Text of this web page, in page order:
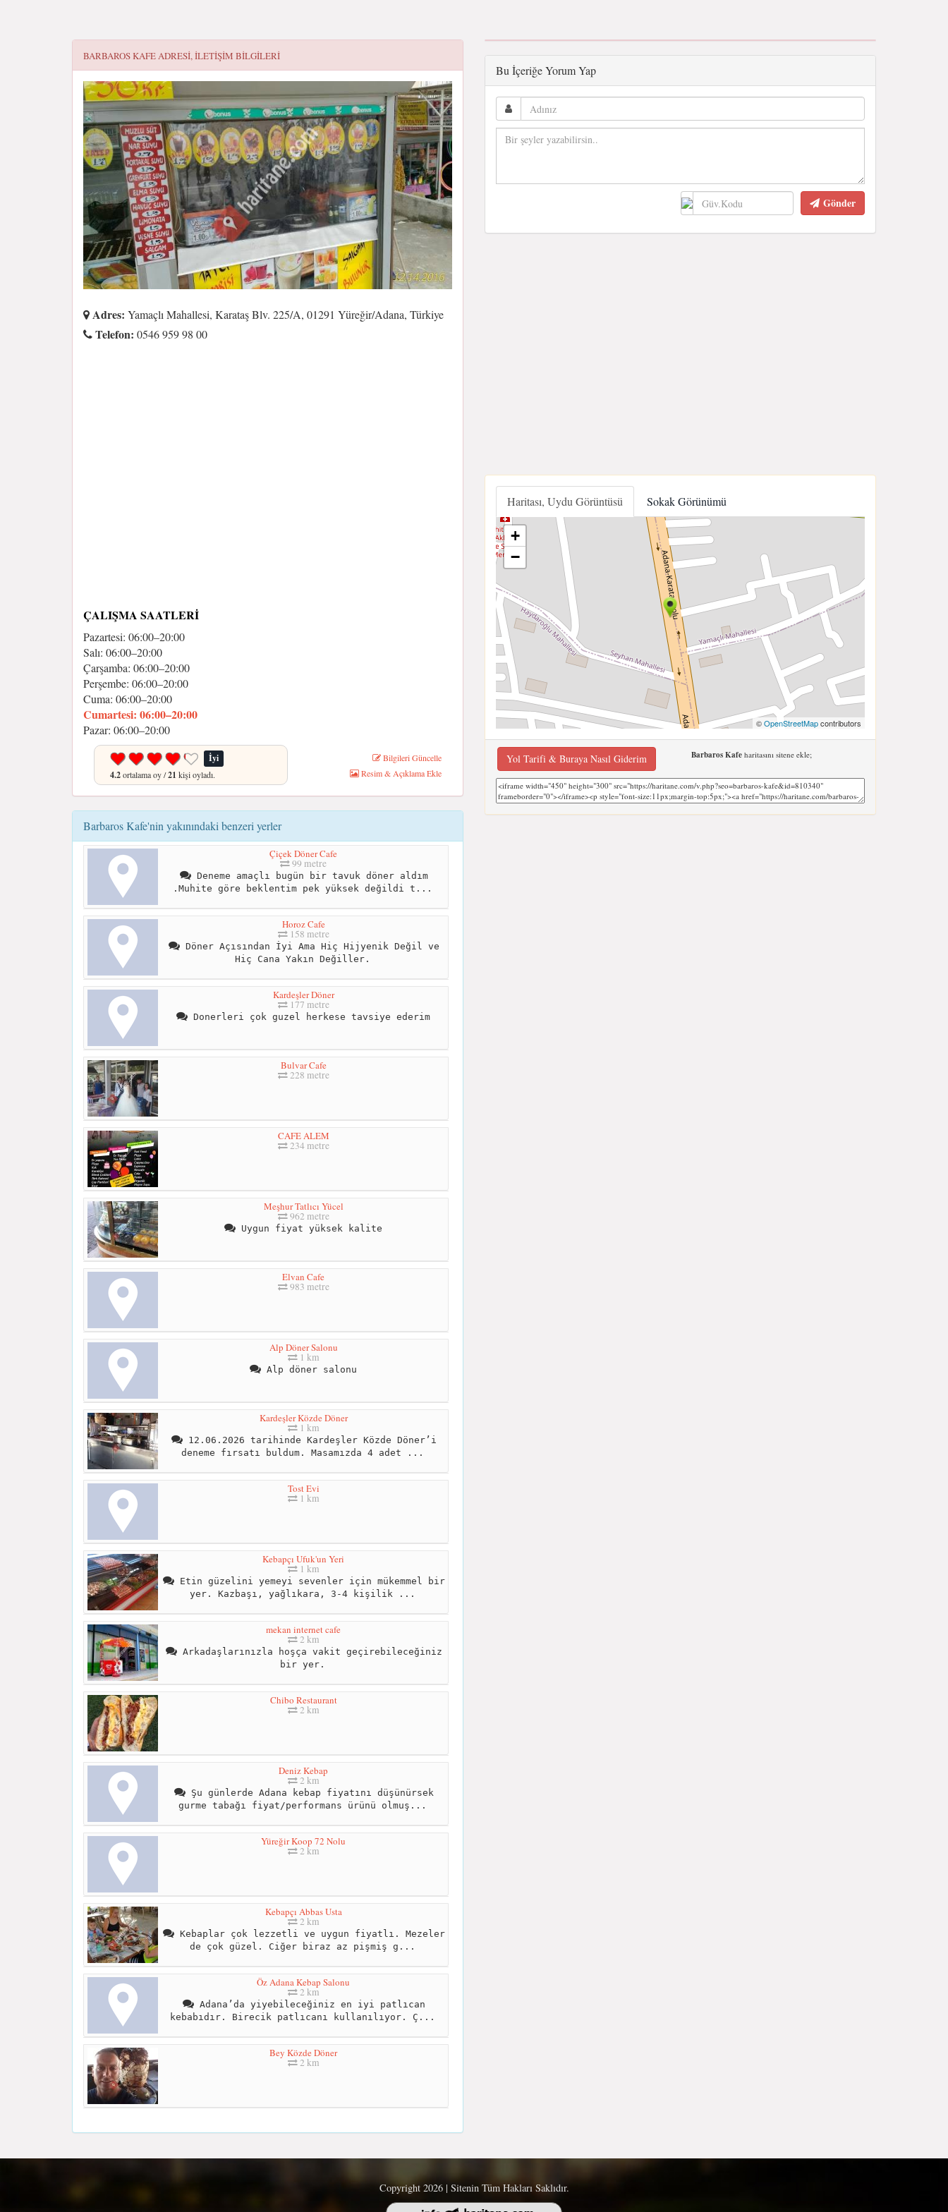
BARBAROS KAFEADRESI, ILETIŞIM BILGILERI
Adres: Yamaçlı Mahallesi, Karataş Blv. 225/A, 01291 Yüreğir/Adana, Türkiye
Telefon: 0546 959 98 00
ÇALIŞMA SAATLERI
Pazartesi: 06:00–20:00
Salı: 06:00–20:00
Çarşamba: 06:00–20:00
Perşembe: 06:00–20:00
Cuma: 06:00–20:00
Cumartesi: 06:00–20:00
Pazar: 06:00–20:00
İyi
4.2ortalama oy /21 kişi oyladı.
Bilgileri Güncelle
Resim & Açıklama Ekle
Barbaros Kafe'nin yakınındaki benzeri yerler
Çiçek Döner Cafe
99 metre
Deneme amaçlı bugün bir tavuk döner aldım
.Muhite göre beklentim pek yüksek değildi t...
Horoz Cafe
158 metre
Döner Açısından İyi Ama Hiç Hijyenik Değil ve
Hiç Cana Yakın Değiller.
Kardeşler Döner
177 metre
Donerleri çok guzel herkese tavsiye ederim
Bulvar Cafe
228 metre
CAFE ALEM
234 metre
Meşhur Tatlıcı Yücel
962 metre
Uygun fiyat yüksek kalite
Elvan Cafe
983 metre
Alp Döner Salonu
1 km
Alp döner salonu
Kardeşler Közde Döner
1 km
12.06.2026 tarihinde Kardeşler Közde Döner’i
deneme fırsatı buldum. Masamızda 4 adet ...
Tost Evi
1 km
Kebapçı Ufuk'un Yeri
1 km
Etin güzelini yemeyi sevenler için mükemmel bir
yer. Kazbaşı, yağlıkara, 3-4 kişilik ...
mekan internet cafe
2 km
Arkadaşlarınızla hoşça vakit geçirebileceğiniz
bir yer.
Chibo Restaurant
2 km
Deniz Kebap
2 km
Şu günlerde Adana kebap fiyatını düşünürsek
gurme tabağı fiyat/performans ürünü olmuş...
Yüreğir Koop 72 Nolu
2 km
Kebapçı Abbas Usta
2 km
Kebaplar çok lezzetli ve uygun fiyatlı. Mezeler
de çok güzel. Ciğer biraz az pişmiş g...
Öz Adana Kebap Salonu
2 km
Adana’da yiyebileceğiniz en iyi patlıcan
kebabıdır. Birecik patlıcanı kullanılıyor. Ç...
Bey Közde Döner
2 km
Bu İçeriğe Yorum Yap
Gönder
Haritası, Uydu Görüntüsü Sokak Görünümü
+
−
©OpenStreetMapcontributors
Yol Tarifi & Buraya Nasıl Giderim Barbaros Kafeharitasını sitene ekle;
Copyright 2026 | Sitenin Tüm Hakları Saklıdır.